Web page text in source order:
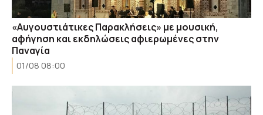
«Αυγουστιάτικες Παρακλήσεις» με μουσική,
αφήγηση και εκδηλώσεις αφιερωμένες στην
Παναγία
01/08 08:00